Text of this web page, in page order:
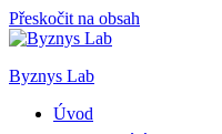
Přeskočit na obsah
Byznys Lab
Úvod